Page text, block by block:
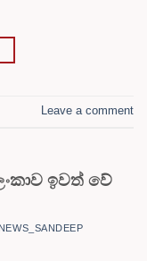
Leave a comment
ඉවත් වේ
NEWS_SANDEEP